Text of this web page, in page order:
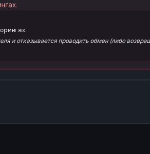
и отказывается проводить обмен (либо